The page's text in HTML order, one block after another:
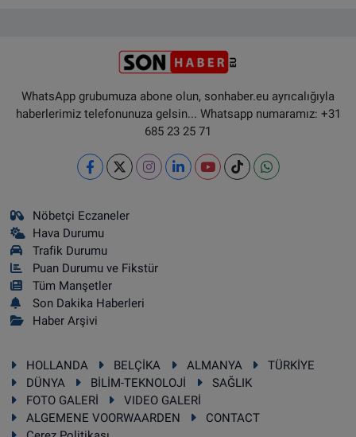
WhatsApp grubumuza abone olun, sonhaber.eu ayrıcalığıyla
haberlerimiz telefonunuza gelsin... Whatsapp numaramız: +31
685 23 25 71
Nöbetçi Eczaneler
Hava Durumu
Trafik Durumu
Puan Durumu ve Fikstür
Tüm Manşetler
Son Dakika Haberleri
Haber Arşivi
HOLLANDA BELÇİKA ALMANYA
TÜRKİYE
DÜNYA
BİLİM-TEKNOLOJİ
SAĞLIK
FOTO GALERİ
VIDEO GALERİ
ALGEMENE VOORWAARDEN
CONTACT